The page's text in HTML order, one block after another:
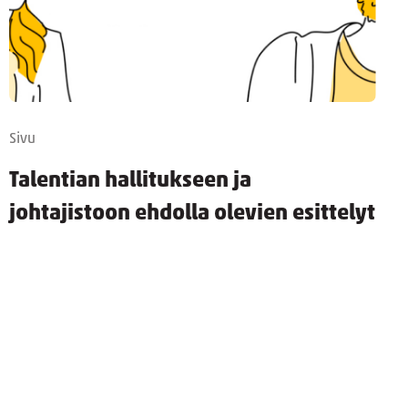
Sivu
Talentian hallitukseen ja
johtajistoon ehdolla olevien esittelyt